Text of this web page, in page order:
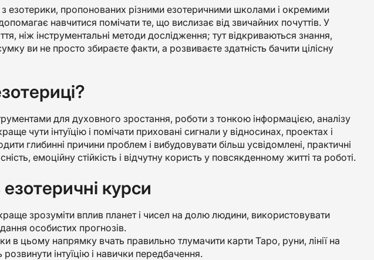
з езотерики, пропонованих різними езотеричними школами і окремими
навчитися помічати те, що вислизає від звичайних почуттів. У
ніж інструментальні методи дослідження; тут відкриваються знання,
ви не просто збираєте факти, а розвиваєте здатність бачити цілісну
для духовного зростання, роботи з тонкою інформацією, аналізу
чути інтуїцію і помічати приховані сигнали у відносинах, проектах і
глибинні причини проблем і вибудовувати більш усвідомлені, практичні
емоційну стійкість і відчутну користь у повсякденному житті та роботі.
курси
зрозуміти вплив планет і чисел на долю людини, використовувати
особистих прогнозів.
в цьому напрямку вчать правильно тлумачити карти Таро, руни, лінії на
інтуїцію і навички передбачення.